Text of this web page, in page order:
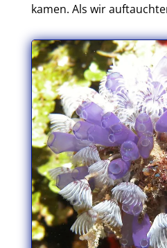
kamen. Als wir